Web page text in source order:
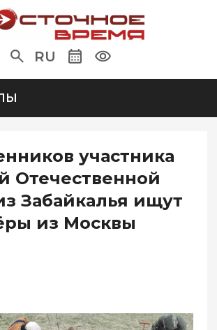
RU
участника
Отечественной
Забайкалья ищут
из Москвы